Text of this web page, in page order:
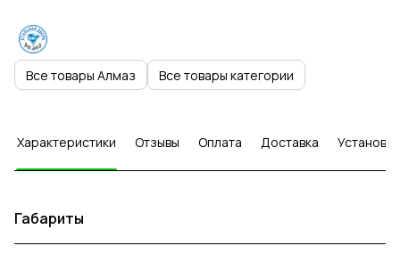
Все товары Алмаз Все товары категории
Характеристики Отзывы Оплата Доставка Установка
Габариты